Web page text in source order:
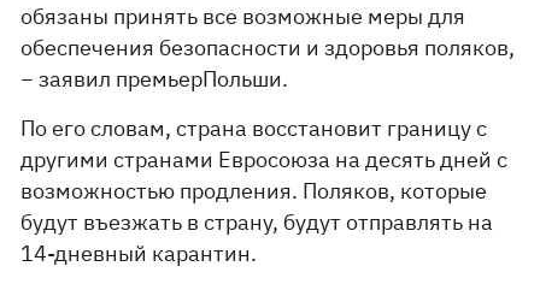
обязаны принять все возможные меры для
обеспечения безопасности и здоровья поляков,
− заявил премьерПольши.
По его словам, страна восстановит границу с
другими странами Евросоюза на десять дней с
возможностью продления. Поляков, которые
будут въезжать в страну, будут отправлять на
14-дневный карантин.